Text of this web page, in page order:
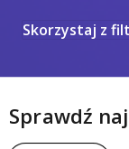
Skorzystaj z
Sprawdź